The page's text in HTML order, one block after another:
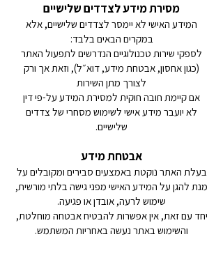
מסירת מידע לצדדים שלישיים
המידע האישי לא יימסר לצדדים שלישיים, אלא
במקרים הבאים בלבד:
לספקי שירות טכנולוגיים הנדרשים לתפעול האתר
(כגון אחסון, אבטחת מידע, דוא״ל), וזאת אך ורק
לצורך מתן השירות
אם קיימת חובה חוקית למסירת המידע על-פי דין
לא יועבר מידע אישי לשימוש מסחרי של צדדים
שלישיים.
אבטחת מידע
בעלת האתר נוקטת באמצעים סבירים ומקובלים על
מנת להגן על המידע האישי מפני גישה בלתי מורשית,
שימוש לרעה, אובדן או פגיעה.
יחד עם זאת, אין אפשרות להבטיח אבטחה מוחלטת,
והשימוש באתר נעשה באחריות המשתמש.